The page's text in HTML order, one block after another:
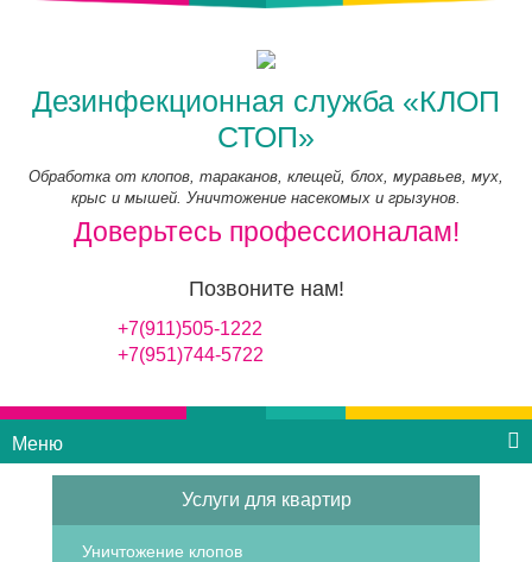
Дезинфекционная служба «КЛОП
СТОП»
Обработка от клопов, тараканов, клещей, блох, муравьев, мух,
крыс и мышей. Уничтожение насекомых и грызунов.
Доверьтесь профессионалам!
Позвоните нам!
+7(911)505-1222
+7(951)744-5722
Меню
Услуги для квартир
Уничтожение клопов